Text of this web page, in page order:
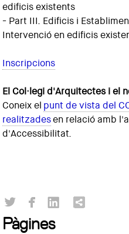
edificis existents
- Part III. Edificis i
Intervenció en edificis
Inscripcions
El Col·legi d'Arquitectes i el
Coneix el punt de vista del
realitzadesen relació amb
d'Accessibilitat.
Pàgines